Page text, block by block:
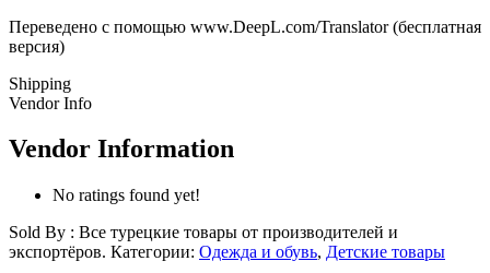
Переведено с помощью www.DeepL.com/Translator (бесплатная
версия)
Shipping
Vendor Info
Vendor Information
No ratings found yet!
Sold By : Все турецкие товары от производителей и
экспортёров. Категории: Одежда и обувь, Детские товары